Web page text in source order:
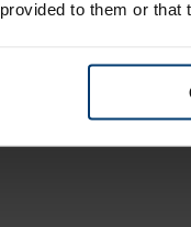
to them or
for vores fond.